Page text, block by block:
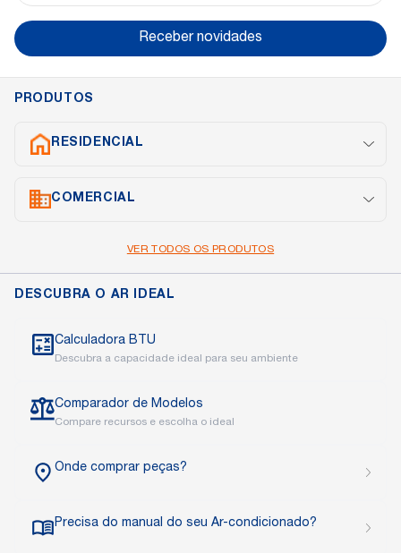
Receber novidades
PRODUTOS
RESIDENCIAL
Cassete
Portátil
COMERCIAL
VER TODOS OS PRODUTOS
DESCUBRA O AR IDEAL
Calculadora BTU
Descubra a capacidade ideal para seu ambiente
Comparador de Modelos
Compare recursos e escolha o ideal
Onde comprar peças?
Precisa do manual do seu Ar-condicionado?